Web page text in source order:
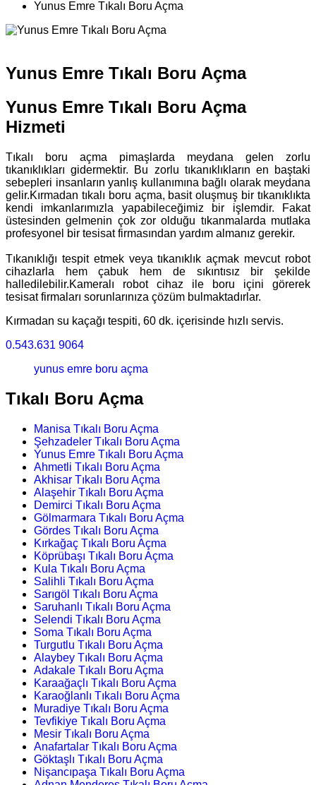
Yunus Emre Tıkalı Boru Açma
Yunus Emre Tıkalı Boru Açma
Yunus Emre Tıkalı Boru Açma
Hizmeti
Tıkalı boru açma pimaşlarda meydana gelen zorlu
tıkanıklıkları gidermektir. Bu zorlu tıkanıklıkların en baştaki
sebepleri insanların yanlış kullanımına bağlı olarak meydana
gelir.Kırmadan tıkalı boru açma, basit oluşmuş bir tıkanıklıkta
kendi imkanlarımızla yapabileceğimiz bir işlemdir. Fakat
üstesinden gelmenin çok zor olduğu tıkanmalarda mutlaka
profesyonel bir tesisat firmasından yardım almanız gerekir.
Tıkanıklığı tespit etmek veya tıkanıklık açmak mevcut robot
cihazlarla hem çabuk hem de sıkıntısız bir şekilde
halledilebilir.Kameralı robot cihaz ile boru içini görerek
tesisat firmaları sorunlarınıza çözüm bulmaktadırlar.
Kırmadan su kaçağı tespiti, 60 dk. içerisinde hızlı servis.
0.543.631 9064
yunus emre boru açma
Tıkalı Boru Açma
Manisa Tıkalı Boru Açma
Şehzadeler Tıkalı Boru Açma
Yunus Emre Tıkalı Boru Açma
Ahmetli Tıkalı Boru Açma
Akhisar Tıkalı Boru Açma
Alaşehir Tıkalı Boru Açma
Demirci Tıkalı Boru Açma
Gölmarmara Tıkalı Boru Açma
Gördes Tıkalı Boru Açma
Kırkağaç Tıkalı Boru Açma
Köprübaşı Tıkalı Boru Açma
Kula Tıkalı Boru Açma
Salihli Tıkalı Boru Açma
Sarıgöl Tıkalı Boru Açma
Saruhanlı Tıkalı Boru Açma
Selendi Tıkalı Boru Açma
Soma Tıkalı Boru Açma
Turgutlu Tıkalı Boru Açma
Alaybey Tıkalı Boru Açma
Adakale Tıkalı Boru Açma
Karaağaçlı Tıkalı Boru Açma
Karaoğlanlı Tıkalı Boru Açma
Muradiye Tıkalı Boru Açma
Tevfikiye Tıkalı Boru Açma
Mesir Tıkalı Boru Açma
Anafartalar Tıkalı Boru Açma
Göktaşlı Tıkalı Boru Açma
Nişancıpaşa Tıkalı Boru Açma